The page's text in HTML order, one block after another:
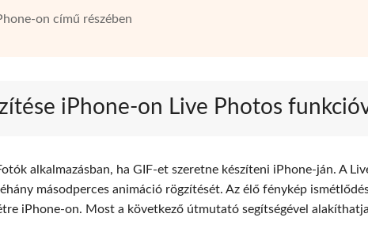
on című részében
iPhone-on Live Photos
alkalmazásban, ha GIF-et szeretne készíteni iPhone-ján. A
másodperces animáció rögzítését. Az élő fénykép
iPhone-on. Most a következő útmutató segítségével